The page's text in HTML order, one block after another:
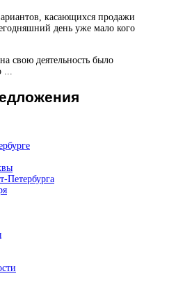
касающихся продажи
день уже мало кого
свою деятельность было
Петербурга